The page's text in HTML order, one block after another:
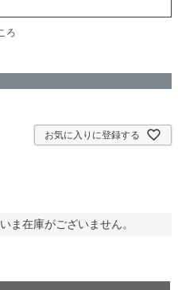
ろ
お気に入りに登録する
ま在庫がございません。